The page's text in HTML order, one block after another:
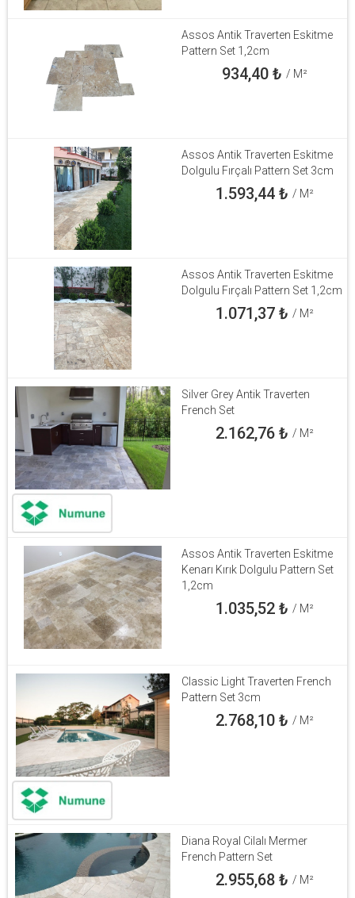
Assos Antik Traverten Eskitme
Pattern Set 1,2cm
934,40₺ / M²
Assos Antik Traverten Eskitme
Dolgulu Fırçalı Pattern Set 3cm
1.593,44₺ / M²
Assos Antik Traverten Eskitme
Dolgulu Fırçalı Pattern Set 1,2cm
1.071,37₺ / M²
Silver Grey Antik Traverten
French Set
2.162,76₺ / M²
Assos Antik Traverten Eskitme
Kenarı Kırık Dolgulu Pattern Set
1,2cm
1.035,52₺ / M²
Classic Light Traverten French
Pattern Set 3cm
2.768,10₺ / M²
Diana Royal Cilalı Mermer
French Pattern Set
2.955,68₺ / M²